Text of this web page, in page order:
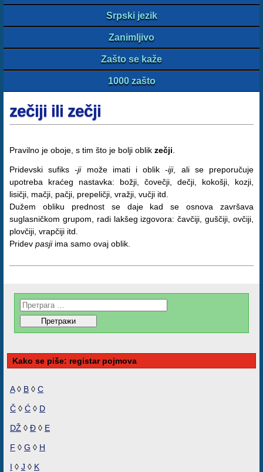
Srpski jezik
Zanimljivo
Zašto se kaže
1000 zašto
zečiji ili zečji
Pravilno je oboje, s tim što je bolji oblik zečji
Pridevski sufiks-jimože imati i oblik-iji, ali se preporučuje
upotreba kraćeg nastavka: božji, čovečji, dečji, kokošji, kozji,
lisičji, mačji, pačji, prepeličji, vražji, vučji itd.
Dužem obliku prednost se daje kad se osnova završava
suglasničkom grupom, radi lakšeg izgovora: čavčiji, guščiji, ovčiji,
plovčiji, vrapčiji itd.
Pridev pasjiima samo ovaj oblik.
Kako se piše: registar pojmova
A◊ B ◊ C
Č ◊ Ć ◊ D
DŽ ◊ Đ ◊ E
F ◊ G ◊ H
I ◊ J ◊ K